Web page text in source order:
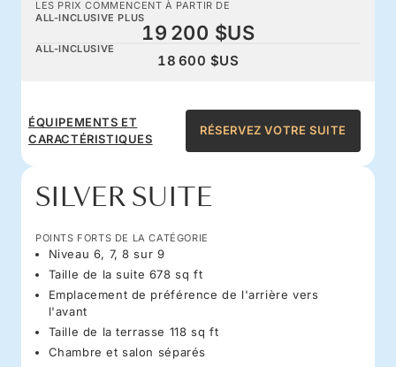
LES PRIX COMMENCENT À PARTIR DE
ALL-INCLUSIVE PLUS
19 200 $US
ALL-INCLUSIVE
18 600 $US
ÉQUIPEMENTS ET
CARACTÉRISTIQUES
RÉSERVEZ VOTRE SUITE
SILVER SUITE
POINTS FORTS DE LA CATÉGORIE
Niveau 6, 7, 8 sur 9
Taille de la suite 678 sq ft
Emplacement de préférence de l'arrière vers
l'avant
Taille de la terrasse 118 sq ft
Chambre et salon séparés